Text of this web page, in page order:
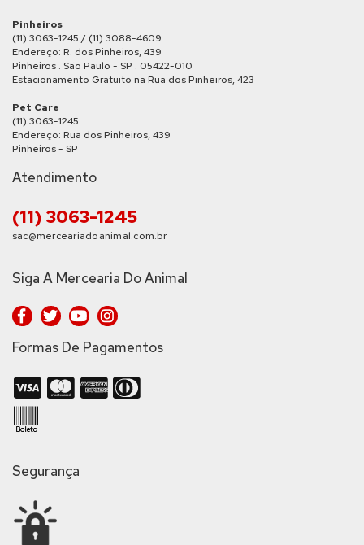
Pinheiros
(11) 3063-1245 / (11) 3088-4609
Endereço: R. dos Pinheiros, 439
Pinheiros . São Paulo - SP . 05422-010
Estacionamento Gratuito na Rua dos Pinheiros, 423
Pet Care
(11) 3063-1245
Endereço: Rua dos Pinheiros, 439
Pinheiros - SP
Atendimento
(11) 3063-1245
sac@merceariadoanimal.com.br
Siga A Mercearia Do Animal
Formas De Pagamentos
Segurança